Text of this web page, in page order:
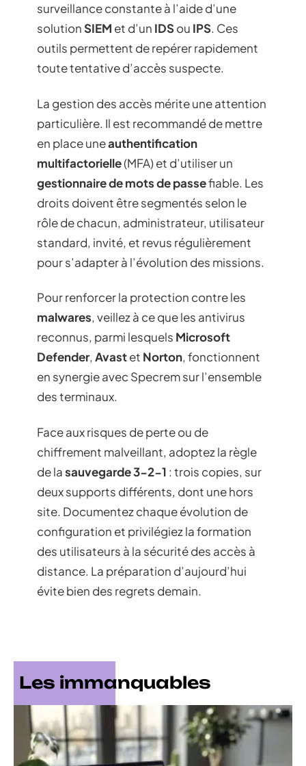
surveillance constante à l’aide d’une
solution SIEM et d’un IDSou IPS. Ces
outils permettent de repérer rapidement
toute tentative d’accès suspecte.
La gestion des accès mérite une attention
particulière. Il est recommandé de mettre
en place uneauthentification
multifactorielle(MFA) et d’utiliser un
gestionnaire de mots de passefiable. Les
droits doivent être segmentés selon le
rôle de chacun, administrateur, utilisateur
standard, invité, et revus régulièrement
pour s’adapter à l’évolution des missions.
Pour renforcer la protection contre les
malwares, veillez à ce que les antivirus
reconnus, parmi lesquels Microsoft
Defender, Avastet Norton, fonctionnent
en synergie avec Specrem sur l’ensemble
des terminaux.
Face aux risques de perte ou de
chiffrement malveillant, adoptez la règle
de lasauvegarde 3-2-1 : trois copies, sur
deux supports différents, dont une hors
site. Documentez chaque évolution de
configuration et privilégiez la formation
des utilisateurs à la sécurité des accès à
distance. La préparation d’aujourd’hui
évite bien des regrets demain.
Les immanquables